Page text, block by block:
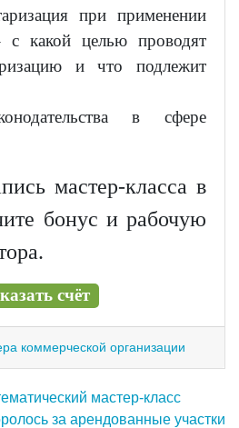
при применении
какой целью проводят
и что подлежит
в сфере
мастер-класса в
бонус и рабочую
счёт
коммерческой организации
записяммастер-класс
за арендованные участки